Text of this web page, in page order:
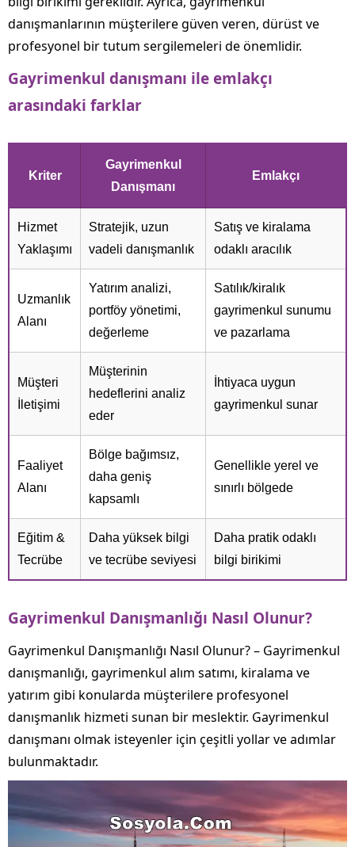
danışmanlarının müşterilere güven veren, dürüst ve
profesyonel bir tutum sergilemeleri de önemlidir.
Gayrimenkul danışmanı ile emlakçı
arasındaki farklar
Kriter
Gayrimenkul
Danışmanı
Emlakçı
Hizmet
Yaklaşımı
Stratejik, uzun
vadeli danışmanlık
Satış ve kiralama
odaklı aracılık
Uzmanlık
Alanı
Yatırım analizi,
portföy yönetimi,
değerleme
Satılık/kiralık
gayrimenkul sunumu
ve pazarlama
Müşteri
İletişimi
Müşterinin
hedeflerini analiz
eder
İhtiyaca uygun
gayrimenkul sunar
Faaliyet
Alanı
Bölge bağımsız,
daha geniş
kapsamlı
Genellikle yerel ve
sınırlı bölgede
Eğitim &
Tecrübe
Daha yüksek bilgi
ve tecrübe seviyesi
Daha pratik odaklı
bilgi birikimi
Gayrimenkul Danışmanlığı Nasıl Olunur?
Gayrimenkul Danışmanlığı Nasıl Olunur? – Gayrimenkul
danışmanlığı, gayrimenkul alım satımı, kiralama ve
yatırım gibi konularda müşterilere profesyonel
danışmanlık hizmeti sunan bir meslektir. Gayrimenkul
danışmanı olmak isteyenler için çeşitli yollar ve adımlar
bulunmaktadır.